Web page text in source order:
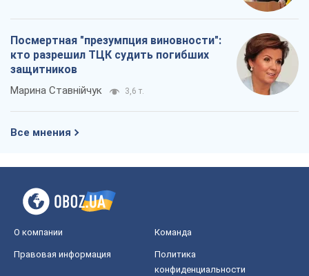
Посмертная "презумпция виновности":
кто разрешил ТЦК судить погибших
защитников
Марина Ставнійчук 3,6 т.
Все мнения
О компании Команда
Правовая информация
Политика
конфиденциальности